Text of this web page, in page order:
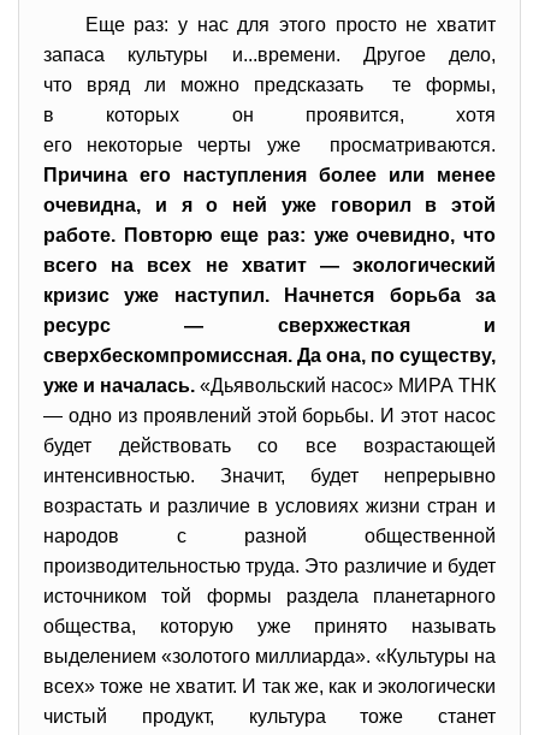
Еще раз: у нас для этого просто не хватит
запаса культуры и...времени. Другое дело,
что вряд ли можно предсказать те формы,
в которых он проявится, хотя
его некоторые черты уже просматриваются.
Причина его наступления более или менее
очевидна, и я о ней уже говорил в этой
работе. Повторю еще раз: уже очевидно, что
всего на всех не хватит — экологический
кризис уже наступил. Начнется борьба за
ресурс — сверхжесткая и
сверхбескомпромиссная. Да она, по существу,
уже и началась. «Дьявольский насос» МИРА ТНК
— одно из проявлений этой борьбы. И этот насос
будет действовать со все возрастающей
интенсивностью. Значит, будет непрерывно
возрастать и различие в условиях жизни стран и
народов с разной общественной
производительностью труда. Это различие и будет
источником той формы раздела планетарного
общества, которую уже принято называть
выделением «золотого миллиарда». «Культуры на
всех» тоже не хватит. И так же, как и экологически
чистый продукт, культура тоже станет